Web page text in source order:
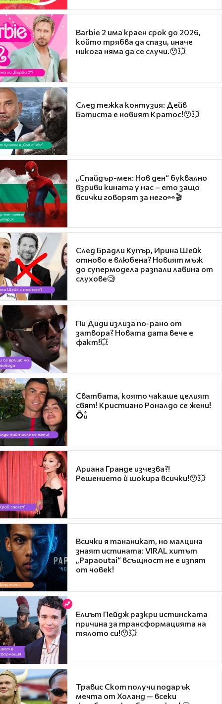
Barbie 2 има краен срок до 2026,
който трябва да спази, иначе
никога няма да се случи.😯💥
След тежка контузия: Дейв
Батиста е новият Кратос!😯💥
„Спайдър-мен: Нов ден“ буквално
взриви кината у нас – ето защо
всички говорят за него👀🎬
След Брадли Купър, Ирина Шейк
отново е влюбена? Новият мъж
до супермодела разпали лавина от
слухове🧐
Пи Диди излиза по-рано от
затвора? Новата дата вече е
факт!💥
Сватбата, която чакаше целият
свят! Кристиано Роналдо се жени!
💍🍾
Ариана Гранде изчезва?!
Решението ѝ шокира всички!😯💥
Всички я тананикат, но малцина
знаят истината: VIRAL хитът
„Papaoutai“ всъщност не е изпят
от човек!
Елиът Пейдж разкри истинската
причина за трансформацията на
тялото си!😯💥
Травис Скот получи подарък
мечта от Холанд — всеки